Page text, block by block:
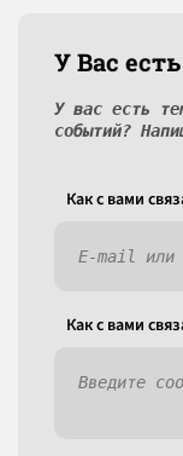
У Вас
У вас есть
событий?
Как c вами
Как c вами